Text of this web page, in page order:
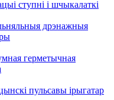
ступні і шчыкалаткі
дрэнажныя
герметычная
пульсавы ірыгатар